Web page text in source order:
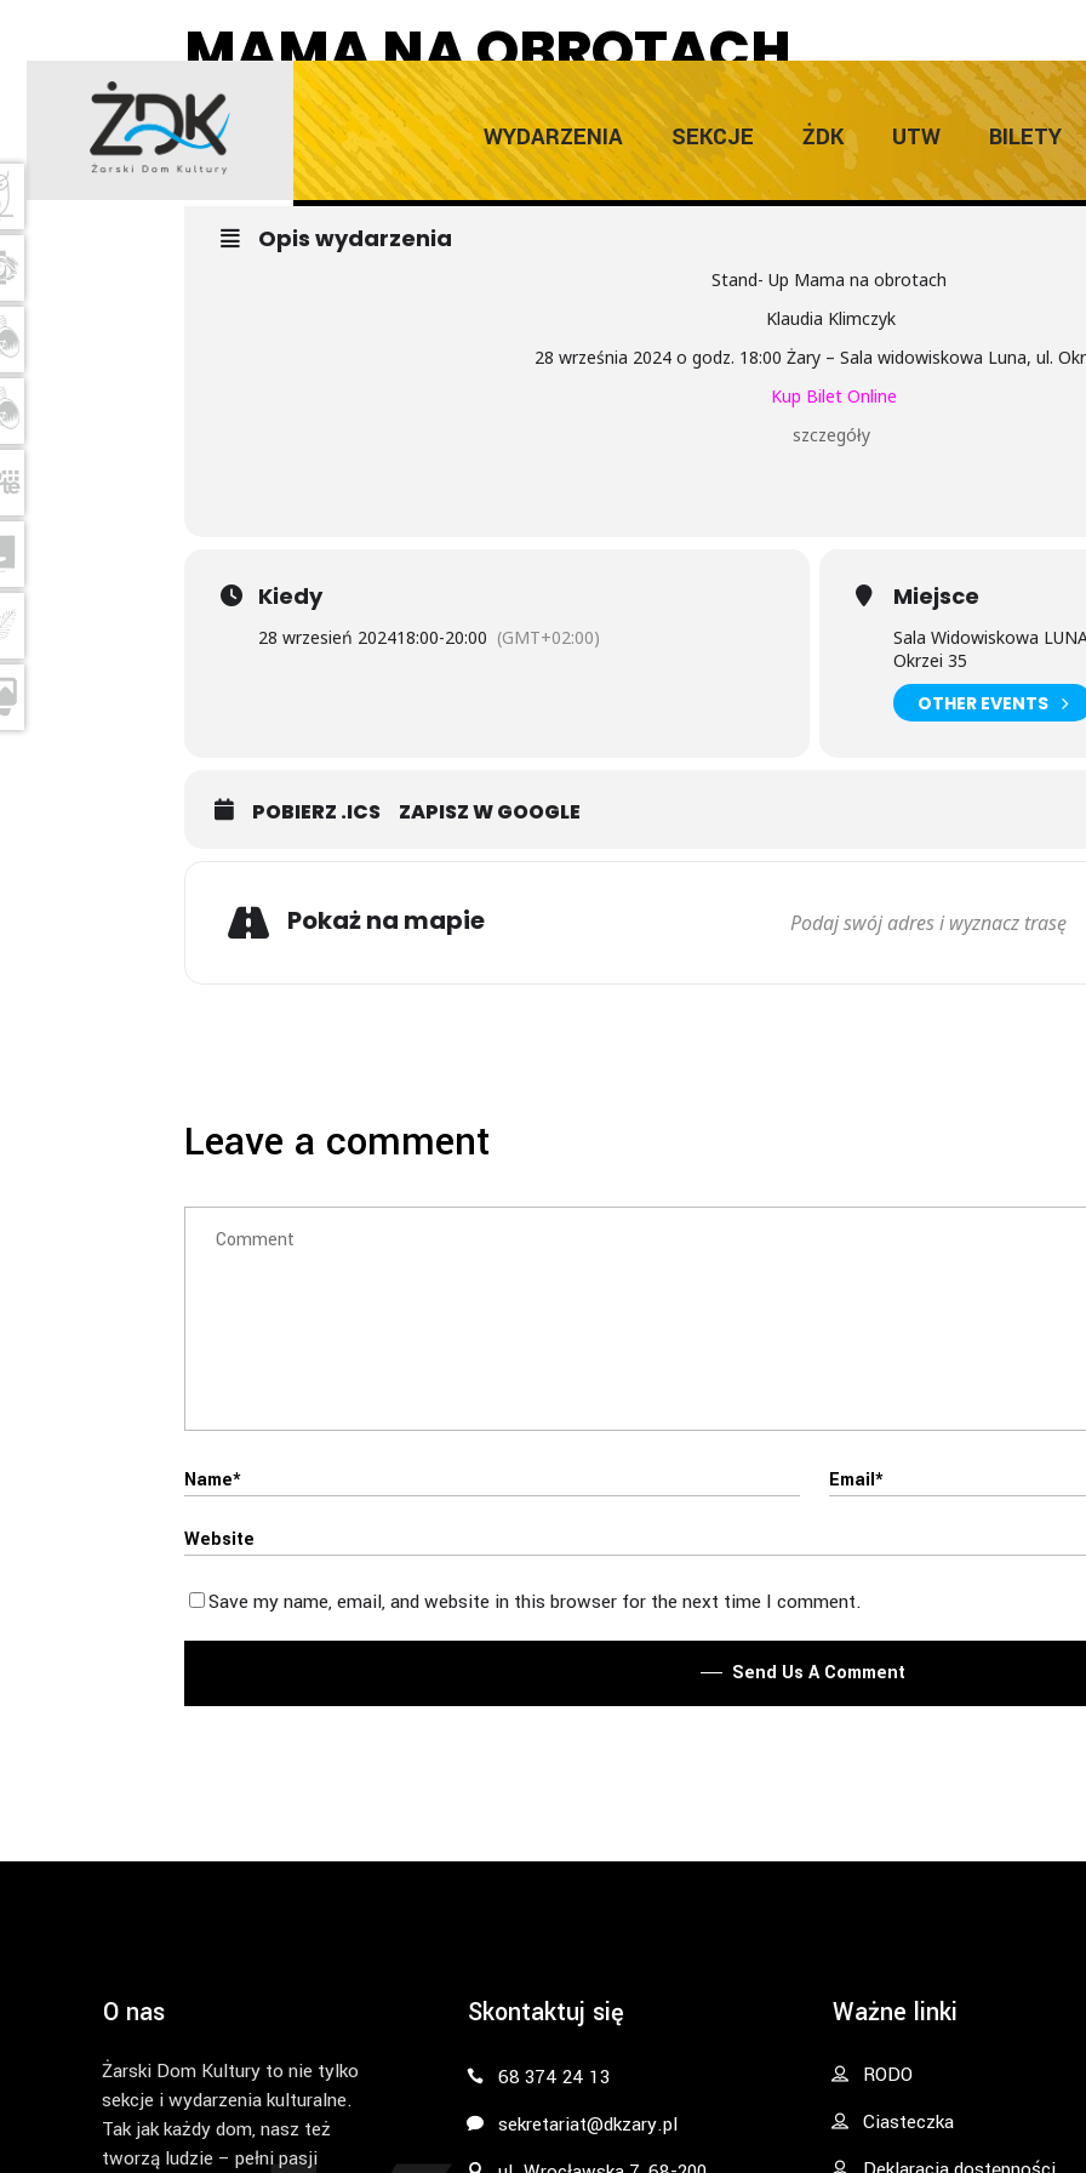
WYDARZENIA SEKCJE ŻDK UTW BILETY
MAMA NA OBROTACH
28
WRZ
STAND UP
Opis wydarzenia
Stand- Up Mama na obrotach
Klaudia Klimczyk
28 września 2024 o godz. 18:00 Żary – Sala widowiskowa Luna, ul.
Kup Bilet Online
szczegóły
Kiedy
28 wrzesień 202418:00-20:00 (GMT+02:00)
Miejsce
Sala Widowiskowa
Okrzei 35
OTHER EVENTS
POBIERZ .ICS ZAPISZ W GOOGLE
Pokaż na mapie
Leave a comment
Save my name, email, and website in this browser for the next time I comment.
Send Us A Comment
O nas
Żarski Dom Kultury to nie tylko
sekcje i wydarzenia kulturalne.
Tak jak każdy dom, nasz też
tworzą ludzie – pełni pasji
Skontaktuj się
68 374 24 13
sekretariat@dkzary.pl
Ważne linki
RODO
Ciasteczka